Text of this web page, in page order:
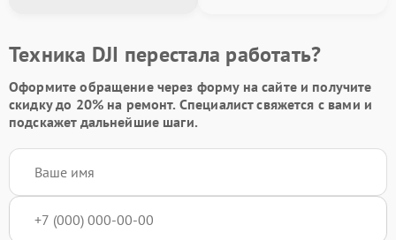
Техника DJI перестала работать?
Оформите обращение через форму на сайте и получите
скидку до 20%на ремонт. Специалист свяжется с вами и
подскажет дальнейшие шаги.